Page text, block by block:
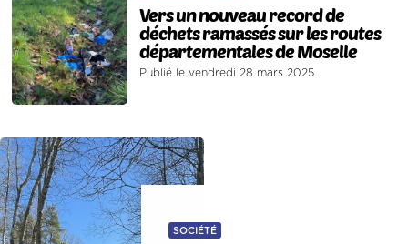
Vers un nouveau record de
déchets ramassés sur les routes
départementales de Moselle
Publié le vendredi 28 mars 2025
SOCIÉTÉ